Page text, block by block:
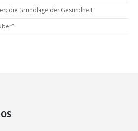
die Grundlage der Gesundheit